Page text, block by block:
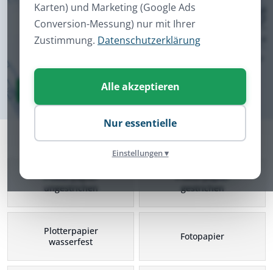
Karten) und Marketing (Google Ads
Conversion-Messung) nur mit Ihrer
Zustimmung. Datenschutzerklärung
Alle akzeptieren
Nur essentielle
Einstellungen ▾
Plotterpapier Kategorien
Plotterpapier
ungestrichen
Plotterpapier
gestrichen
Plotterpapier
wasserfest
Fotopapier